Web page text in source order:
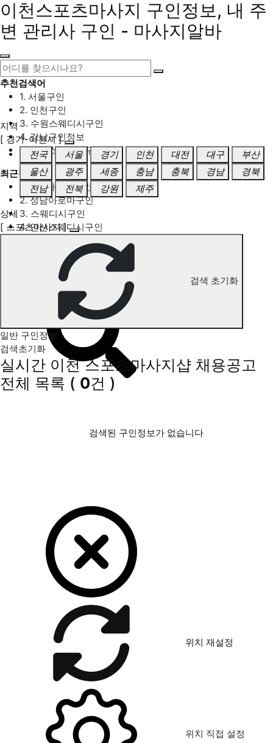
이천스포츠마사지 구인정보, 내 주
변 관리사 구인 - 마사지알바
추천검색어
1. 서울구인
2. 인천구인
3. 수원스웨디시구인
4. 강남구인정보
5. 동탄스웨디시구인
최근검색어
1. 일산마사지구인
2. 성남아로마구인
3. 스웨디시구인
4. 안산스웨디시구인
이천 스포츠마사지 구인정보
지역
[ 경기-이천시 ]
전국
서울 경기 인천 대전 대구
부산
울산
광주 세종 충남 충북 경남
경북
전남
전북 강원 제주
상세
[ 스포츠마사지 ]
검색 초기화
일반 구인정보
검색초기화
실시간 이천 스포츠마사지샵 채용공고
전체 목록 ( 0건 )
검색된 구인정보가 없습니다
위치 재설정
위치 직접 설정